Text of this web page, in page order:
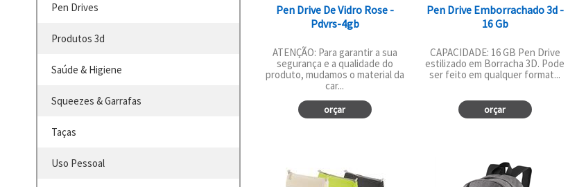
Pen Drives
Produtos 3d
Saúde & Higiene
Squeezes & Garrafas
Taças
Uso Pessoal
Pen Drive De Vidro Rose -
Pdvrs-4gb
ATENÇÃO: Para garantir a sua
segurança e a qualidade do
produto, mudamos o material da
car...
orçar
Pen Drive Emborrachado 3d -
16 Gb
CAPACIDADE: 16 GB Pen Drive
estilizado em Borracha 3D. Pode
ser feito em qualquer format...
orçar